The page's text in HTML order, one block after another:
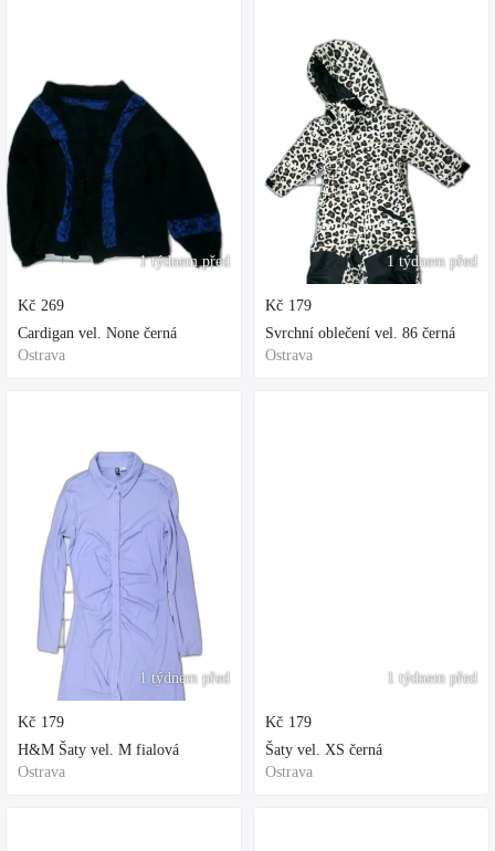
1 týdnem před
Kč 269
Cardigan vel. None černá
Ostrava
1 týdnem před
Kč 179
H&M Šaty vel. M fialová
Ostrava
1 týdnem před
Kč 179
Svrchní oblečení vel. 86 černá
Ostrava
1 týdnem před
Kč 179
Šaty vel. XS černá
Ostrava